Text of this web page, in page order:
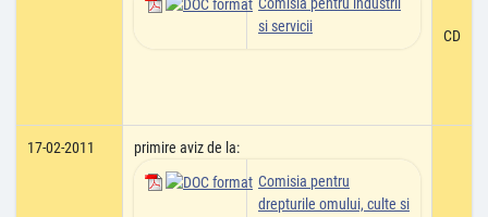
si servicii
CD
17-02-2011
primire aviz de la:
Comisia pentru
drepturile omului, culte si